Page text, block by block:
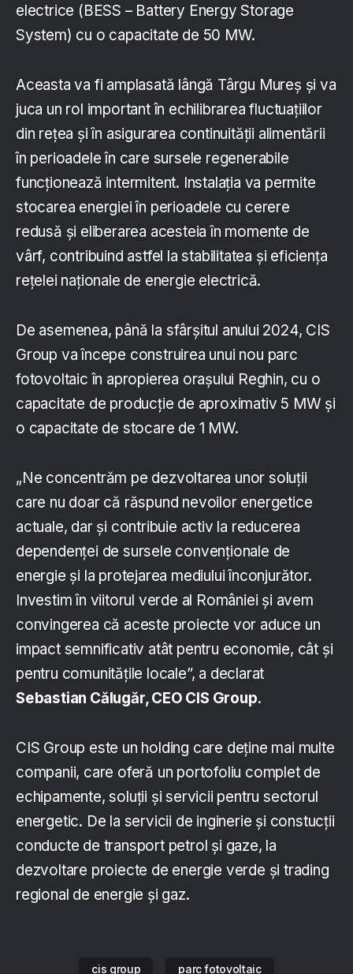
electrice (BESS – Battery Energy Storage
System) cu o capacitate de 50 MW.
Aceasta va fi amplasată lângă Târgu Mureș și va
juca un rol important în echilibrarea fluctuațiilor
din rețea și în asigurarea continuității alimentării
în perioadele în care sursele regenerabile
funcționează intermitent. Instalația va permite
stocarea energiei în perioadele cu cerere
redusă și eliberarea acesteia în momente de
vârf, contribuind astfel la stabilitatea și eficiența
rețelei naționale de energie electrică.
De asemenea, până la sfârșitul anului 2024, CIS
Group va începe construirea unui nou parc
fotovoltaic în apropierea orașului Reghin, cu o
capacitate de producție de aproximativ 5 MW și
o capacitate de stocare de 1 MW.
„Ne concentrăm pe dezvoltarea unor soluții
care nu doar că răspund nevoilor energetice
actuale, dar și contribuie activ la reducerea
dependenței de sursele convenționale de
energie și la protejarea mediului înconjurător.
Investim în viitorul verde al României și avem
convingerea că aceste proiecte vor aduce un
impact semnificativ atât pentru economie, cât și
pentru comunitățile locale”, a declarat
Sebastian Călugăr, CEO CIS Group.
CIS Group este un holding care deține mai multe
companii, care oferă un portofoliu complet de
echipamente, soluții și servicii pentru sectorul
energetic. De la servicii de inginerie și constucții
conducte de transport petrol și gaze, la
dezvoltare proiecte de energie verde și trading
regional de energie și gaz.
cis group parc fotovoltaic